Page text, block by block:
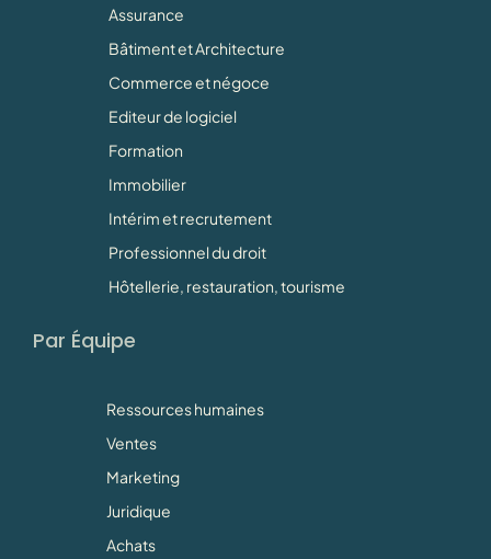
Assurance
Bâtiment et Architecture
Commerce et négoce
Editeur de logiciel
Formation
Immobilier
Intérim et recrutement
Professionnel du droit
Hôtellerie, restauration, tourisme
Par Équipe
Ressources humaines
Ventes
Marketing
Juridique
Achats